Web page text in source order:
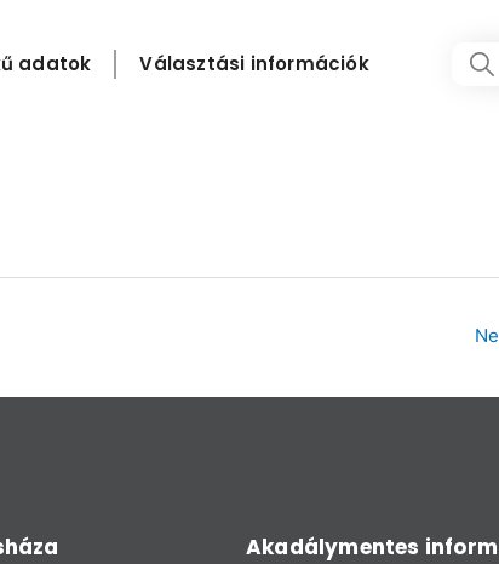
adatok Választási információk
Akadálymentes